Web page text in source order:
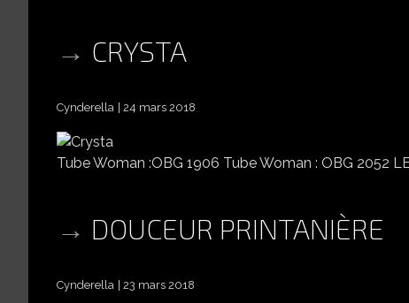
CRYSTA
Cynderella 24 mars 2018
Tube Woman :OBG 1906 Tube Woman : OBG 2052
DOUCEUR PRINTANIÈRE
Cynderella 23 mars 2018